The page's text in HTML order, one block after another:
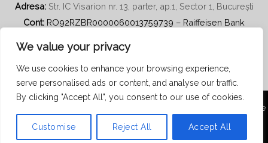
We value your privacy
We use cookies to enhance your browsing experience,
serve personalised ads or content, and analyse our traffic.
By clicking "Accept All", you consent to our use of cookies.
Customise Reject All Accept All
Adresa: Str. IC Visarion nr. 13, parter, ap.1, Sector 1, București
Cont: RO92RZBR0000060013759739 – Raiffeisen Bank
Copyright © 2026 Asociația Română de Psihoterapie Centrată pe
Persoană